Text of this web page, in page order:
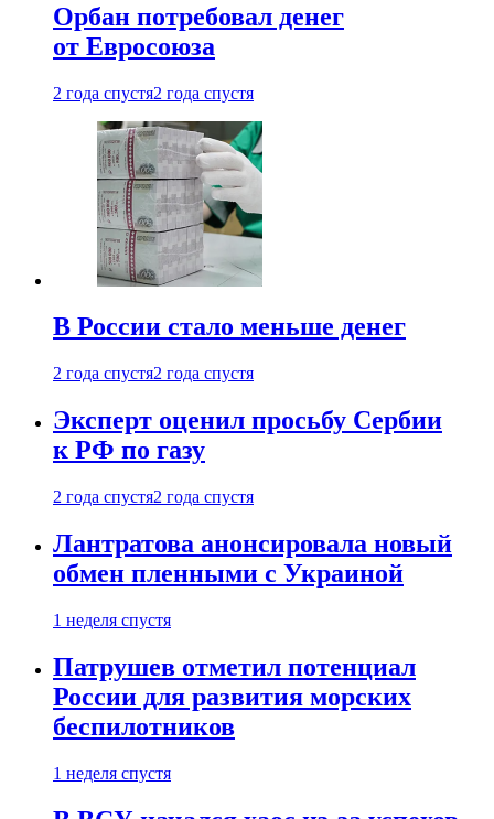
Орбан потребовал денег
от Евросоюза
2 года спустя2 года спустя
В России стало меньше денег
2 года спустя2 года спустя
Эксперт оценил просьбу Сербии
к РФ по газу
2 года спустя2 года спустя
Лантратова анонсировала новый
обмен пленными с Украиной
1 неделя спустя
Патрушев отметил потенциал
России для развития морских
беспилотников
1 неделя спустя